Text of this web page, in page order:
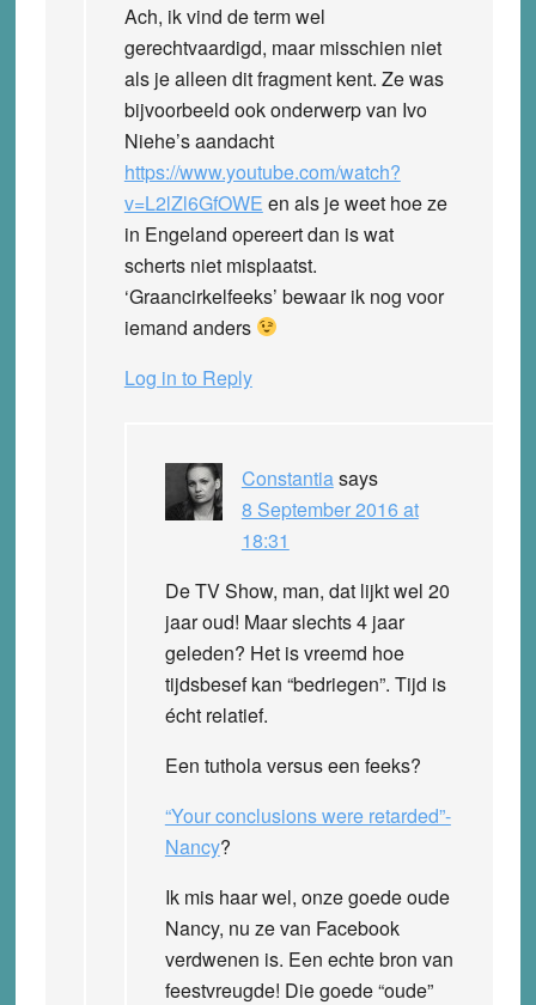
Ach, ik vind de term wel
gerechtvaardigd, maar misschien niet
als je alleen dit fragment kent. Ze was
bijvoorbeeld ook onderwerp van Ivo
Niehe’s aandacht
https://www.youtube.com/watch?
v=L2lZl6GfOWE en als je weet hoe ze
in Engeland opereert dan is wat
scherts niet misplaatst.
‘Graancirkelfeeks’ bewaar ik nog voor
iemand anders
Log in to Reply
Constantiasays
8 September 2016 at
18:31
De TV Show, man, dat lijkt wel 20
jaar oud! Maar slechts 4 jaar
geleden? Het is vreemd hoe
tijdsbesef kan “bedriegen”. Tijd is
écht relatief.
Een tuthola versus een feeks?
“Your conclusions were retarded”-
Nancy?
Ik mis haar wel, onze goede oude
Nancy, nu ze van Facebook
verdwenen is. Een echte bron van
feestvreugde! Die goede “oude”